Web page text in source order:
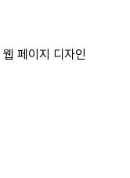
페이지 디자인